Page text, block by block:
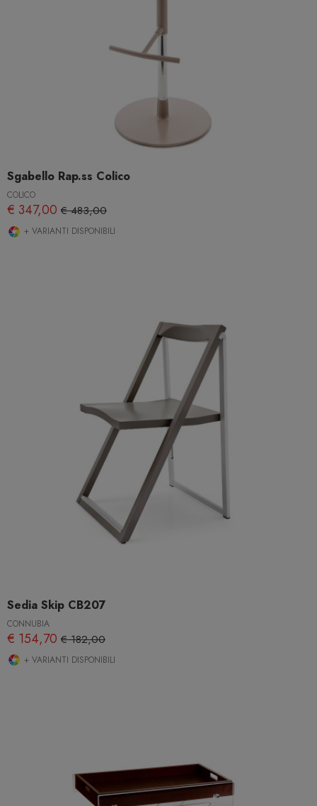
Sgabello Rap.ss Colico
COLICO
€ 347,00 € 483,00
+ VARIANTI DISPONIBILI
Sedia Skip CB207
CONNUBIA
€ 154,70 € 182,00
+ VARIANTI DISPONIBILI